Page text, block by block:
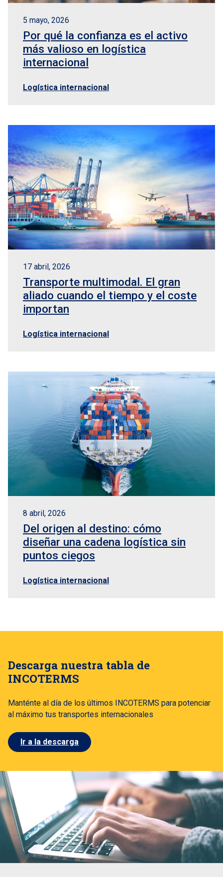
5 mayo, 2026
Por qué la confianza es el activo
más valioso en logística
internacional
Logística internacional
17 abril, 2026
Transporte multimodal. El gran
aliado cuando el tiempo y el coste
importan
Logística internacional
8 abril, 2026
Del origen al destino: cómo
diseñar una cadena logística sin
puntos ciegos
Logística internacional
Descarga nuestra tabla de
INCOTERMS
Manténte al día de los últimos INCOTERMS para potenciar
al máximo tus transportes internacionales
Ir a la descarga